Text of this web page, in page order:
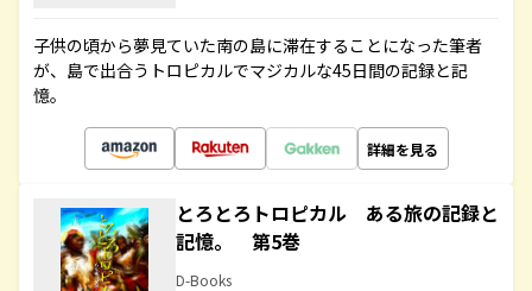
子供の頃から夢見ていた南の島に滞在することになった筆者
が、島で出合うトロピカルでマジカルな45日間の記録と記
憶。
詳細を見る
とろとろトロピカル ある旅の記録と
記憶。 第5巻
D-Books